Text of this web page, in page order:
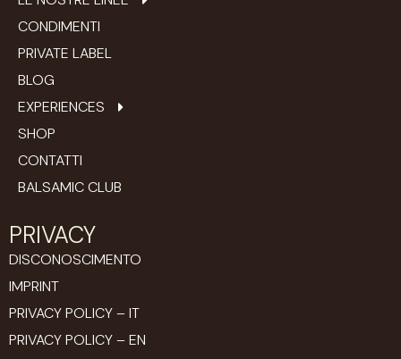
CONDIMENTI
PRIVATE LABEL
BLOG
EXPERIENCES
SHOP
CONTATTI
BALSAMIC CLUB
PRIVACY
DISCONOSCIMENTO
IMPRINT
PRIVACY POLICY – IT
PRIVACY POLICY – EN